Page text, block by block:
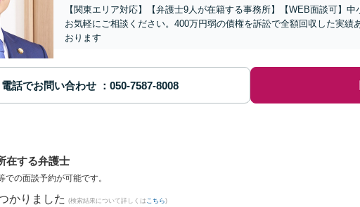
【関東エリア対応】【弁護士9人が在籍する事務所】【WEB面談可】
お気軽にご相談ください。400万円弱の債権を訴訟で全額回収した実
おります
電話でお問い合わせ
在する弁護士
の面談予約が可能です。
かりました (検索結果について詳しくは こちら)